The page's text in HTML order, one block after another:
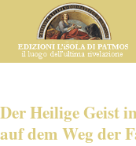
Der Heilige Geist
auf dem Weg der